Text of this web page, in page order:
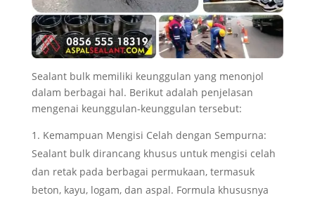
Sealant bulk memiliki keunggulan yang menonjol
dalam berbagai hal. Berikut adalah penjelasan
mengenai keunggulan-keunggulan tersebut:
Kemampuan Mengisi Celah dengan Sempurna:
Sealant bulk dirancang khusus untuk mengisi celah
dan retak pada berbagai permukaan, termasuk
beton, kayu, logam, dan aspal. Formula khususnya